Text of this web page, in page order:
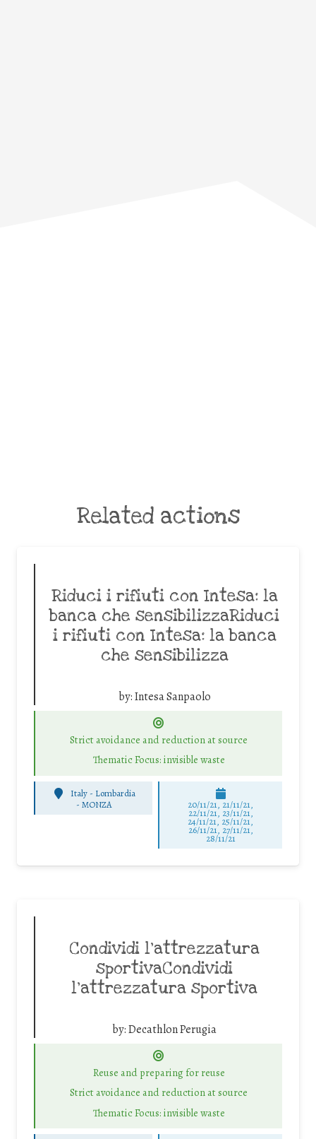
Related actions
Riduci i rifiuti con Intesa: la
banca che sensibilizzaRiduci
i rifiuti con Intesa: la banca
che sensibilizza
by:Intesa Sanpaolo
Strict avoidance and reduction at source
Thematic Focus: invisible waste
Italy - Lombardia
- MONZA 20/11/21, 21/11/21,
22/11/21, 23/11/21,
24/11/21, 25/11/21,
26/11/21, 27/11/21,
28/11/21
Condividi l’attrezzatura
sportivaCondividi
l’attrezzatura sportiva
by:Decathlon Perugia
Reuse and preparing for reuse
Strict avoidance and reduction at source
Thematic Focus: invisible waste